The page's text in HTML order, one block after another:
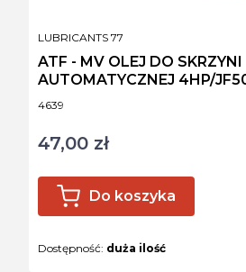
Kod produktu
4639
ATF - MV OLEJ DO SKRZYNI
AUTOMATYCZNEJ 4HP/
PRODUCENT
LUBRICANTS 77
Cena
47,00 zł
Do koszyka
Dostępność: duża ilość